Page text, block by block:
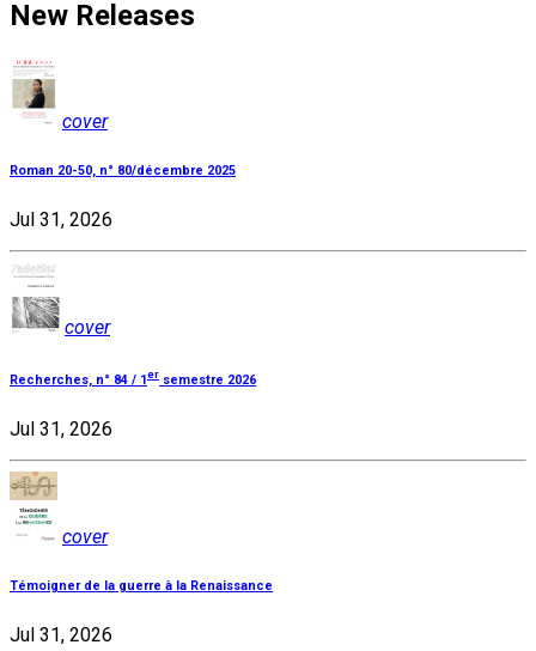
New Releases
cover
Roman 20-50, n° 80/décembre 2025
Jul 31, 2026
cover
Recherches, n° 84 / 1er semestre 2026
Jul 31, 2026
cover
Témoigner de la guerre à la Renaissance
Jul 31, 2026